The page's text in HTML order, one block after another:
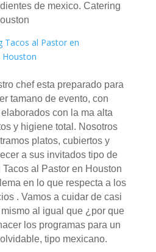
de mexico. Catering
chef esta preparado para
tamano de evento, con
con la ma alta
y higiene total. Nosotros
platos, cubiertos y
a sus invitados tipo de
al Pastor en Houston
en lo que respecta a los
. Vamos a cuidar de casi
al igual que ¿por que
los programas para un
tipo mexicano.